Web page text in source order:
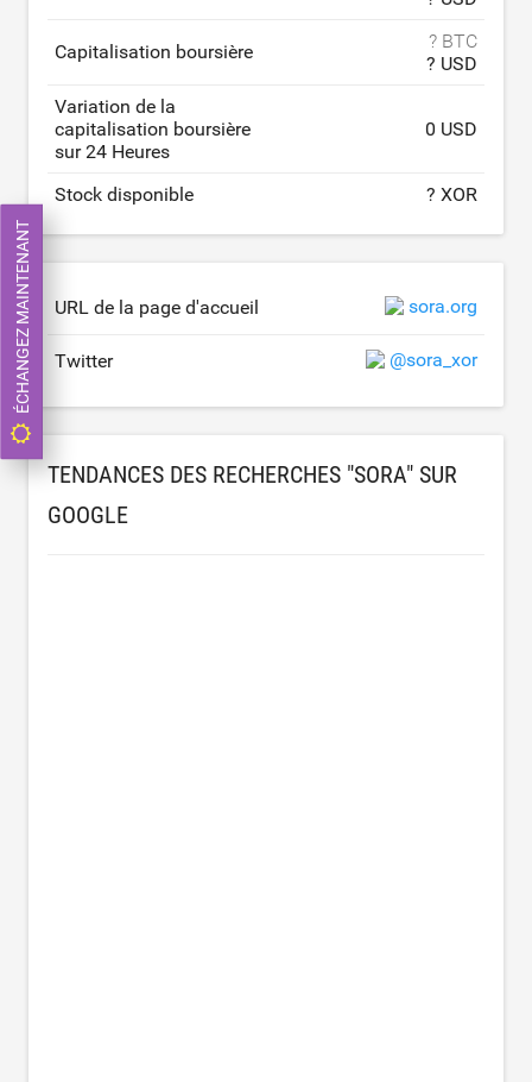
Capitalisation boursière
? BTC
? USD
Variation de la
capitalisation boursière
sur 24 Heures
0 USD
Stock disponible ? XOR
URL de la page d'accueil sora.org
Twitter @sora_xor
TENDANCES DES RECHERCHES "SORA" SUR
GOOGLE
ÉCHANGEZ MAINTENANT